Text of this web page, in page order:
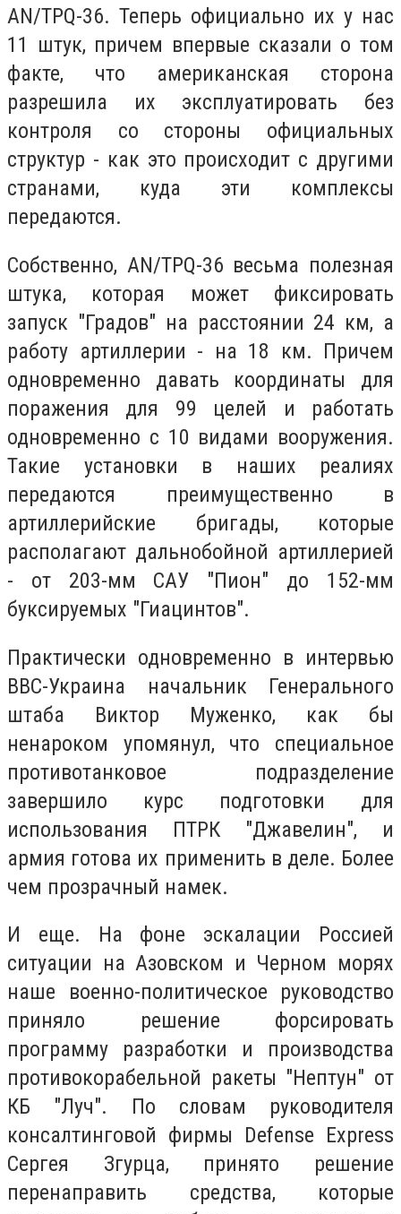
AN/TPQ-36. Теперь официально их у нас
11 штук, причем впервые сказали о том
факте, что американская сторона
разрешила их эксплуатировать без
контроля со стороны официальных
структур - как это происходит с другими
странами, куда эти комплексы
передаются.
Собственно, AN/TPQ-36 весьма полезная
штука, которая может фиксировать
запуск "Градов" на расстоянии 24 км, а
работу артиллерии - на 18 км. Причем
одновременно давать координаты для
поражения для 99 целей и работать
одновременно с 10 видами вооружения.
Такие установки в наших реалиях
передаются преимущественно в
артиллерийские бригады, которые
располагают дальнобойной артиллерией
- от 203-мм САУ "Пион" до 152-мм
буксируемых "Гиацинтов".
Практически одновременно в интервью
ВВС-Украина начальник Генерального
штаба Виктор Муженко, как бы
ненароком упомянул, что специальное
противотанковое подразделение
завершило курс подготовки для
использования ПТРК "Джавелин", и
армия готова их применить в деле. Более
чем прозрачный намек.
И еще. На фоне эскалации Россией
ситуации на Азовском и Черном морях
наше военно-политическое руководство
приняло решение форсировать
программу разработки и производства
противокорабельной ракеты "Нептун" от
КБ "Луч". По словам руководителя
консалтинговой фирмы Defense Express
Сергея Згурца, принято решение
перенаправить средства, которые